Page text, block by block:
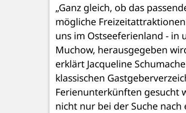
„Ganz gleich, ob das
mögliche
uns im Ostseeferienland - in
Muchow, herausgegeben
erklärt Jacqueline
klassischen
Ferienunterkünften gesucht
nicht nur bei der Suche